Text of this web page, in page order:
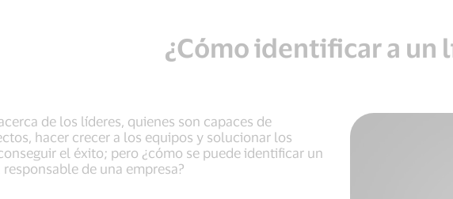
¿Cómo identificar a un
de los líderes, quienes son capaces de
hacer crecer a los equipos y solucionar los
el éxito; pero ¿cómo se puede identificar un
de una empresa?